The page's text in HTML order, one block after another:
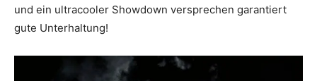
und ein ultracooler Showdown versprechen garantiert
gute Unterhaltung!